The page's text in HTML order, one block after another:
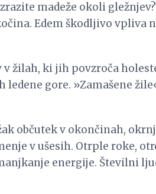
madeže okoli
Edem škodljivo vpliva
žilah, ki jih povzroča
gore. »Zamašene
občutek v okončinah,
v ušesih. Otrple roke,
energije. Številni